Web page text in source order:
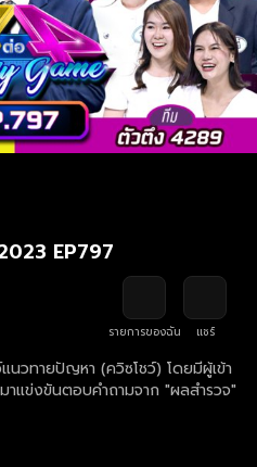
EP797
รายการของฉัน
แชร์
นวทายปัญหา (ควิซโชว์) โดยมีผู้เข้า
แข่งขันตอบคำถามจาก "ผลสำรวจ"